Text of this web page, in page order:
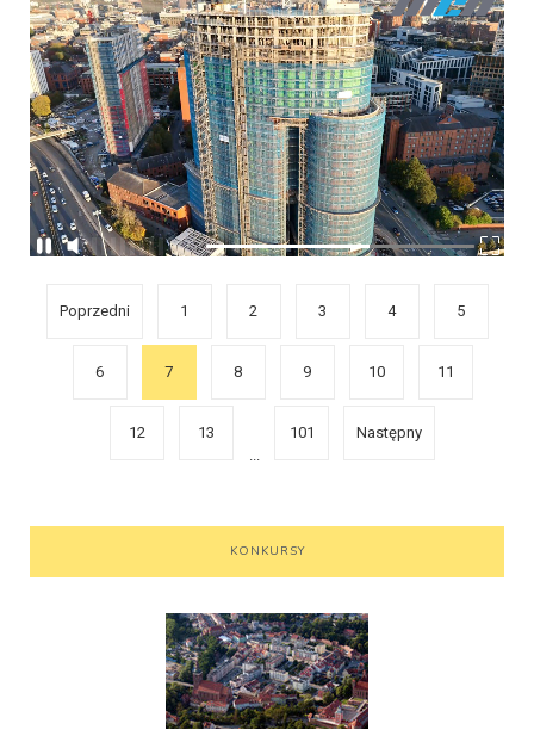
Poprzedni 1 2 3 4 5
6 7 8 9 10 11
12
13
...
101 Następny
KONKURSY